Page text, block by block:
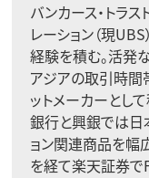
バンカース・トラ
レーション（現
経験を積む。活発
アジアの取引時間
ットメーカーとし
銀行と興銀では
ョン関連商品を幅
を経て楽天証券で